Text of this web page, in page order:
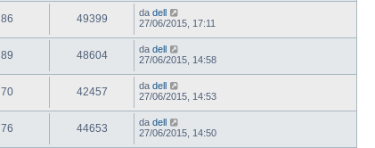
86 49399 da dell
27/06/2015, 17:11
89 48604 da dell
27/06/2015, 14:58
70 42457 da dell
27/06/2015, 14:53
76 44653 da dell
27/06/2015, 14:50